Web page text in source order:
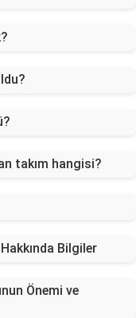
takım hangisi?
Bilgiler
Önemi ve